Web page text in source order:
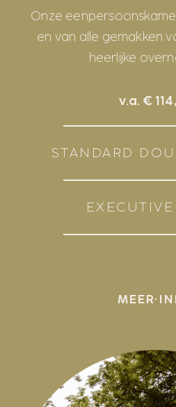
Onze
en van alle gemakken
heerlijke
v.a. €
STANDARD
MEER